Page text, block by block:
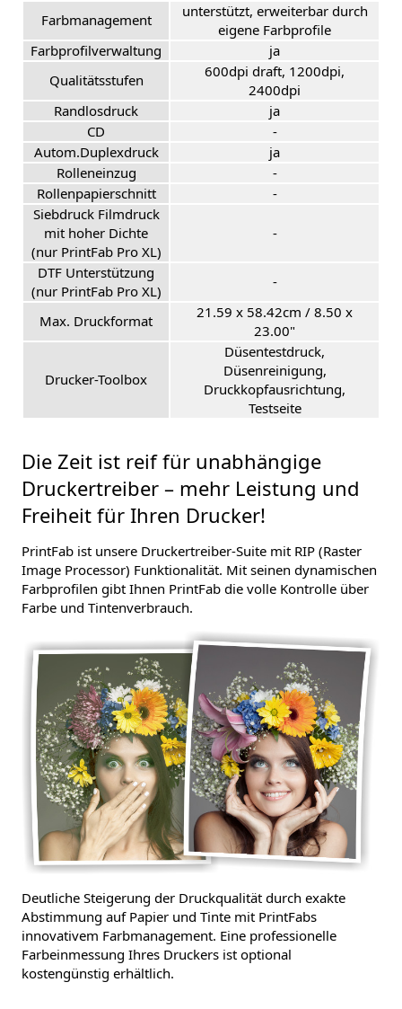
Farbmanagement
unterstützt, erweiterbar durch
eigene Farbprofile
Farbprofilverwaltung
ja
Qualitätsstufen
600dpi draft, 1200dpi,
2400dpi
Randlosdruck
ja
CD
-
Autom.Duplexdruck
ja
Rolleneinzug
-
Rollenpapierschnitt
-
Siebdruck Filmdruck
mit hoher Dichte
(nur PrintFab Pro XL)
-
DTF Unterstützung
(nur PrintFab Pro XL)
-
Max. Druckformat
21.59 x 58.42cm / 8.50 x
23.00"
Drucker-Toolbox
Düsentestdruck,
Düsenreinigung,
Druckkopfausrichtung,
Testseite
Die Zeit ist reif für unabhängige
Druckertreiber – mehr Leistung und
Freiheit für Ihren Drucker!
PrintFab ist unsere Druckertreiber-Suite mit RIP (Raster
Image Processor) Funktionalität. Mit seinen dynamischen
Farbprofilen gibt Ihnen PrintFab die volle Kontrolle über
Farbe und Tintenverbrauch.
Deutliche Steigerung der Druckqualität durch exakte
Abstimmung auf Papier und Tinte mit PrintFabs
innovativem Farbmanagement. Eine professionelle
Farbeinmessung Ihres Druckers ist optional
kostengünstig erhältlich.